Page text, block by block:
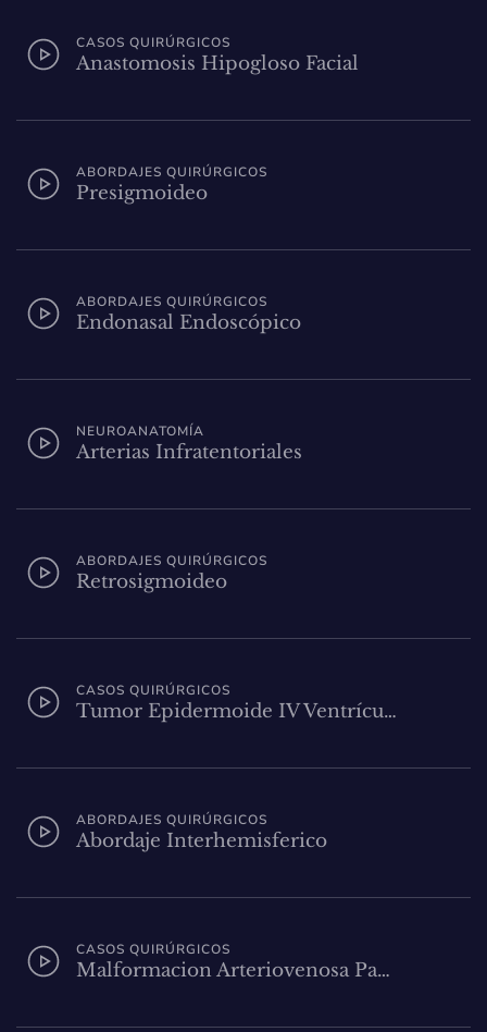
CASOS QUIRÚRGICOS
Anastomosis Hipogloso Facial
ABORDAJES QUIRÚRGICOS
Presigmoideo
ABORDAJES QUIRÚRGICOS
Endonasal Endoscópico
NEUROANATOMÍA
Arterias Infratentoriales
ABORDAJES QUIRÚRGICOS
Retrosigmoideo
CASOS QUIRÚRGICOS
Tumor Epidermoide IV Ventrícu…
ABORDAJES QUIRÚRGICOS
Abordaje Interhemisferico
CASOS QUIRÚRGICOS
Malformacion Arteriovenosa Pa…